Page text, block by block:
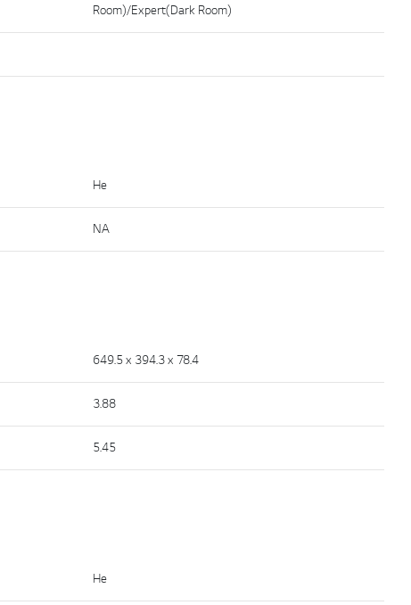
Room)/Expert(Dark Room)
He
NA
649.5 x 394.3 x 78.4
3.88
5.45
He